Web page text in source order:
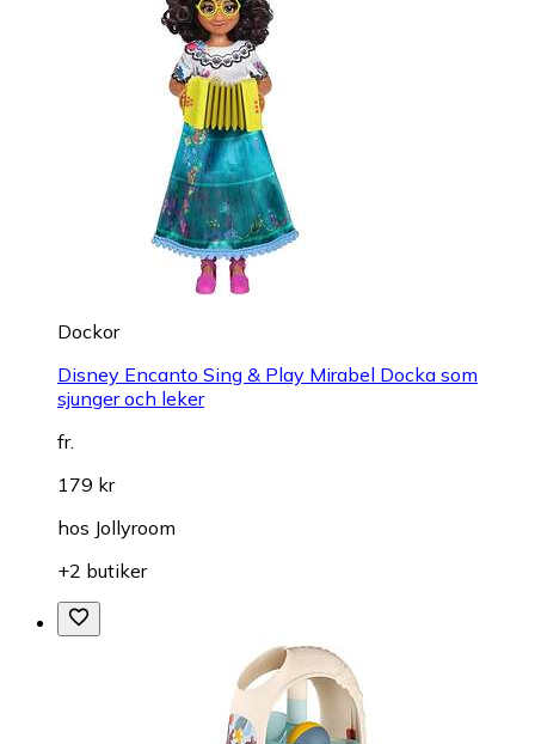
Dockor
Disney Encanto Sing & Play Mirabel Docka som
sjunger och leker
fr.
179 kr
hos Jollyroom
+2 butiker